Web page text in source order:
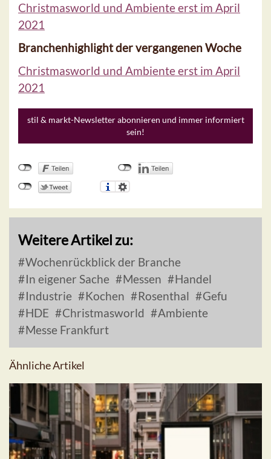
Christmasworld und Ambiente erst im April
2021
Branchenhighlight der vergangenen Woche
Christmasworld und Ambiente erst im April
2021
stil & markt-Newsletter abonnieren und immer informiert
sein!
Weitere Artikel zu:
Wochenrückblick der Branche
In eigener Sache
Messen
Handel
Industrie
Kochen Rosenthal
Gefu
HDE
Christmasworld
Ambiente
Messe Frankfurt
Ähnliche Artikel